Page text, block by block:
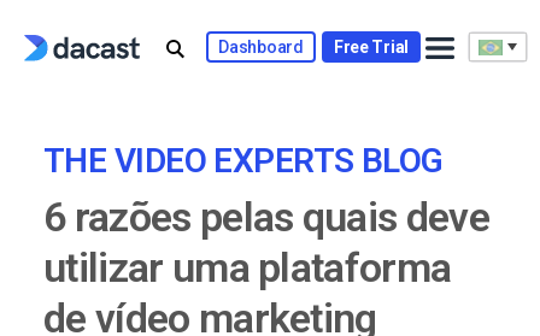
Dashboard Free Trial
THE VIDEO EXPERTS BLOG
6 razões pelas quais deve
utilizar uma plataforma
de vídeo marketing